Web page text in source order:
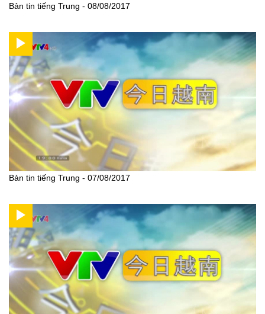
Bản tin tiếng Trung - 08/08/2017
Bản tin tiếng Trung - 07/08/2017